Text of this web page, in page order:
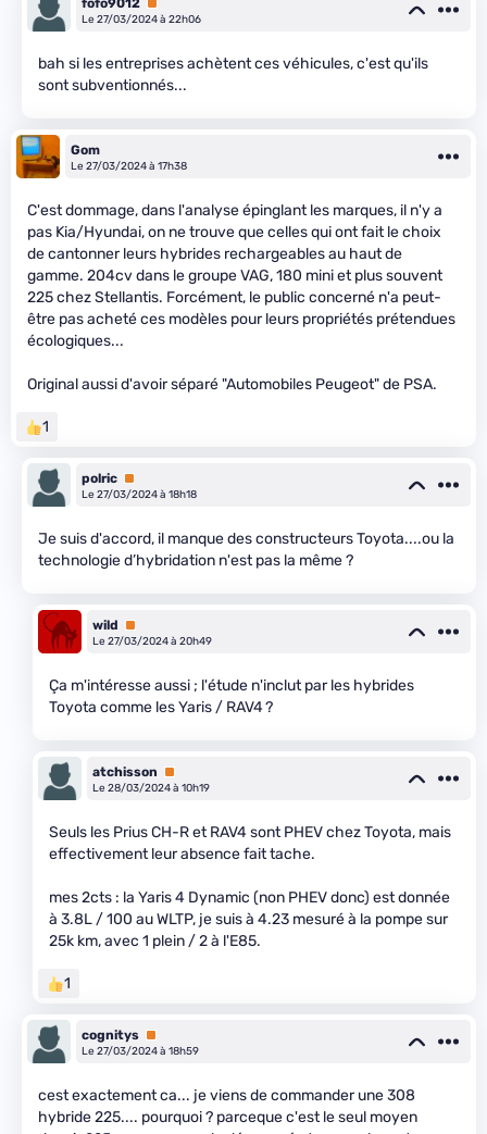
fofo9012
Le 27/03/2024 à 22h06
bah si les entreprises achètent ces véhicules, c'est qu'ils
sont subventionnés...
Gom
Le 27/03/2024 à 17h38
C'est dommage, dans l'analyse épinglant les marques, il n'y a
pas Kia/Hyundai, on ne trouve que celles qui ont fait le choix
de cantonner leurs hybrides rechargeables au haut de
gamme. 204cv dans le groupe VAG, 180 mini et plus souvent
225 chez Stellantis. Forcément, le public concerné n'a peut-
être pas acheté ces modèles pour leurs propriétés prétendues
écologiques...
Original aussi d'avoir séparé "Automobiles Peugeot" de PSA.
1
polric Premium
Le 27/03/2024 à 18h18
Je suis d'accord, il manque des constructeurs Toyota....ou la
technologie d’hybridation n'est pas la même ?
wild
Premium
Le 27/03/2024 à 20h49
Ça m'intéresse aussi ; l'étude n'inclut par les hybrides
Toyota comme les Yaris / RAV4 ?
atchisson
Premium
Le 28/03/2024 à 10h19
Seuls les Prius CH-R et RAV4 sont PHEV chez Toyota, mais
effectivement leur absence fait tache.
mes 2cts : la Yaris 4 Dynamic (non PHEV donc) est donnée
à 3.8L / 100 au WLTP, je suis à 4.23 mesuré à la pompe sur
25k km, avec 1 plein / 2 à l'E85.
1
cognitys Premium
Le 27/03/2024 à 18h59
cest exactement ca... je viens de commander une 308
hybride 225.... pourquoi ? parceque c'est le seul moyen